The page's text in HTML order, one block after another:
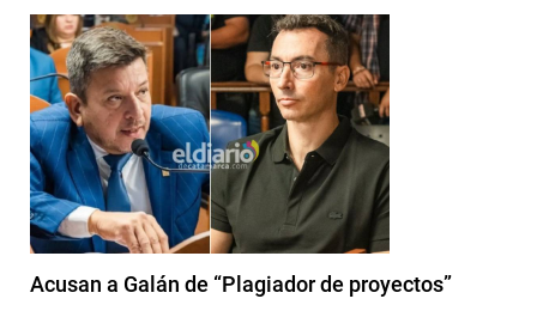
Acusan a Galán de “Plagiador de proyectos”